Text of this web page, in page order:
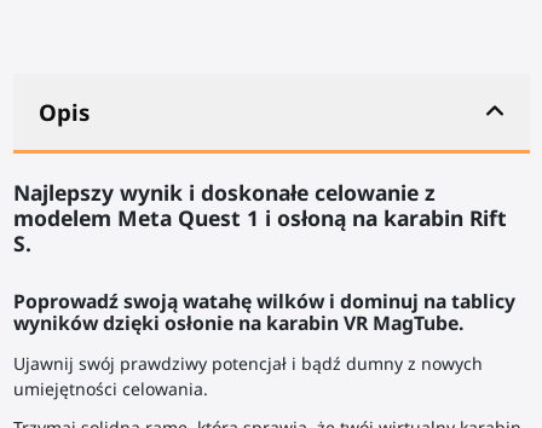
Opis
Najlepszy wynik i doskonałe celowanie z
modelem Meta Quest 1 i osłoną na karabin Rift
S.
Poprowadź swoją watahę wilków i dominuj na tablicy
wyników dzięki osłonie na karabin VR MagTube.
Ujawnij swój prawdziwy potencjał i bądź dumny z nowych
umiejętności celowania.